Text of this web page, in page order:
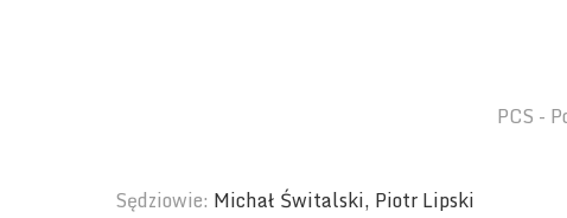
PCS -
Sędziowie: Michał Świtalski, Piotr Lipski